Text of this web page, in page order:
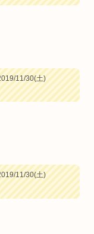
11/30(土)
11/30(土)